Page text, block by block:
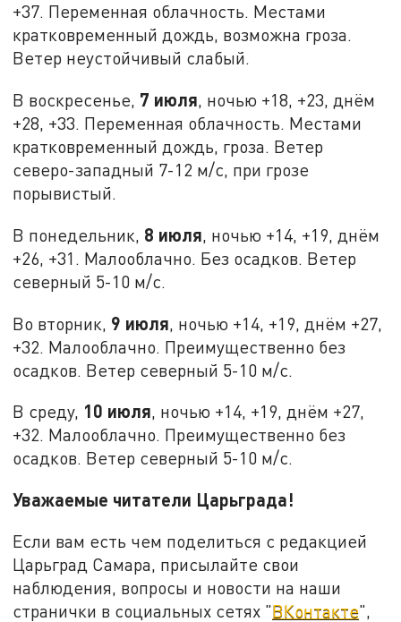
+37. Переменная облачность. Местами
кратковременный дождь, возможна гроза.
Ветер неустойчивый слабый.
В воскресенье, 7 июля, ночью +18, +23, днём
+28, +33. Переменная облачность. Местами
кратковременный дождь, гроза. Ветер
северо-западный 7-12 м/с, при грозе
порывистый.
В понедельник, 8 июля, ночью +14, +19, днём
+26, +31. Малооблачно. Без осадков. Ветер
северный 5-10 м/с.
Во вторник, 9 июля , ночью +14, +19, днём +27,
+32. Малооблачно. Преимущественно без
осадков. Ветер северный 5-10 м/с.
В среду, 10 июля, ночью +14, +19, днём +27,
+32. Малооблачно. Преимущественно без
осадков. Ветер северный 5-10 м/с.
Уважаемые читатели Царьграда!
Если вам есть чем поделиться с редакцией
Царьград Самара, присылайте свои
наблюдения, вопросы и новости на наши
странички в социальных сетях "ВКонтакте",